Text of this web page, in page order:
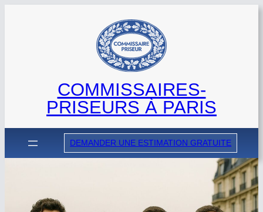
COMMISSAIRES-
PRISEURS À PARIS
DEMANDER UNE ESTIMATION GRATUITE